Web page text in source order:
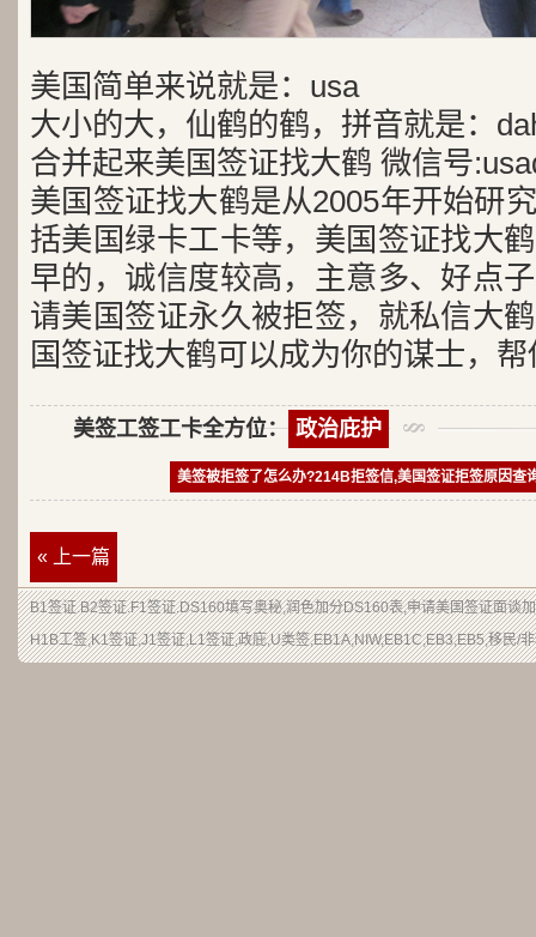
美国简单来说就是：usa
大小的大，仙鹤的鹤，拼音就是：
合并起来美国签证找大鹤 微信号
美国签证找大鹤是从2005年开始研
括美国绿卡工卡等，美国签证找大
早的，诚信度较高，主意多、好点
请美国签证永久被拒签，就私信大
国签证找大鹤可以成为你的谋士，
美签工签工卡全方位： 政治庇护
美签被拒签了怎么办?214B拒签信,美国签证拒签原因查
« 上一篇
B1签证.B2签证.F1签证.DS160填写奥秘,润色加分DS160表,申请美国签证面谈
H1B工签,K1签证,J1签证,L1签证,政庇,U类签,EB1A,NIW,EB1C,EB3,EB5,移民/